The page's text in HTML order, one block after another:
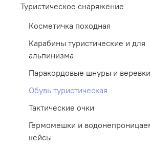
Туристическое снаряжение
Косметичка походная
Карабины туристические и для
альпинизма
Паракордовые шнуры и веревки
Обувь туристическая
Тактические очки
Гермомешки и
кейсы